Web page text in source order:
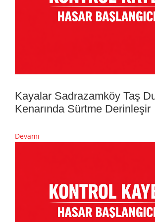
Kayalar Sadrazamköy Taş
Kenarında Sürtme Derinleşir
Devamı